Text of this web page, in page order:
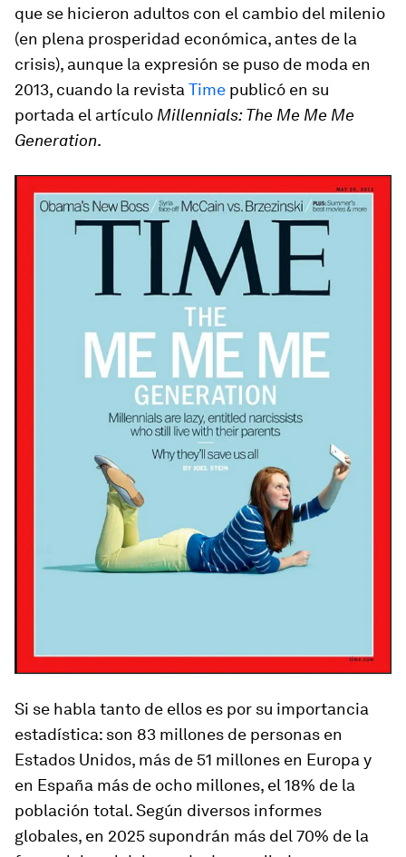
que se hicieron adultos con el cambio del milenio
(en plena prosperidad económica, antes de la
crisis), aunque la expresión se puso de moda en
2013, cuando la revista Time publicó en su
portada el artículo Millennials: The Me Me Me
Generation.
Si se habla tanto de ellos es por su importancia
estadística: son 83 millones de personas en
Estados Unidos, más de 51 millones en Europa y
en España más de ocho millones, el 18% de la
población total. Según diversos informes
globales, en 2025 supondrán más del 70% de la